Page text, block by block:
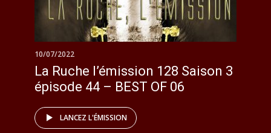
10/07/2022
La Ruche l’émission 128 Saison 3
épisode 44 – BEST OF 06
LANCEZ L'ÉMISSION